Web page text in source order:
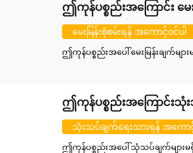
ဤကုန်ပစ္စည်းအကြောင်း မေး
မေးမြန်းစုံစမ်းရန် အကောင့်ဝင်ပါ
ဤကုန်ပစ္စည်းအပေါ် မေးမြန်းချက်များ
ဤကုန်ပစ္စည်းအကြောင်းသုံး
သုံးသပ်ချက်ရေးသားရန် အကော
ဤကုန်ပစ္စည်းအပေါ် သုံသပ်ချက်များမ